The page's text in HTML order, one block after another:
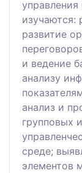
изучаются:
развитие
и ведение
анализу
анализ и
групповых
среде;
элементов